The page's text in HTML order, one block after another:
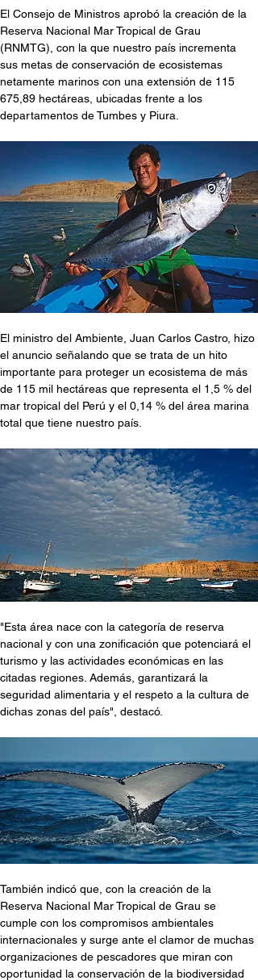
El Consejo de Ministros aprobó la creación de la
Reserva Nacional Mar Tropical de Grau
(RNMTG), con la que nuestro país incrementa
sus metas de conservación de ecosistemas
netamente marinos con una extensión de 115
675,89 hectáreas, ubicadas frente a los
departamentos de Tumbes y Piura.
El ministro del Ambiente, Juan Carlos Castro, hizo
el anuncio señalando que se trata de un hito
importante para proteger un ecosistema de más
de 115 mil hectáreas que representa el 1,5 % del
mar tropical del Perú y el 0,14 % del área marina
total que tiene nuestro país.
"Esta área nace con la categoría de reserva
nacional y con una zonificación que potenciará el
turismo y las actividades económicas en las
citadas regiones. Además, garantizará la
seguridad alimentaria y el respeto a la cultura de
dichas zonas del país", destacó.
También indicó que, con la creación de la
Reserva Nacional Mar Tropical de Grau se
cumple con los compromisos ambientales
internacionales y surge ante el clamor de muchas
organizaciones de pescadores que miran con
oportunidad la conservación de la biodiversidad